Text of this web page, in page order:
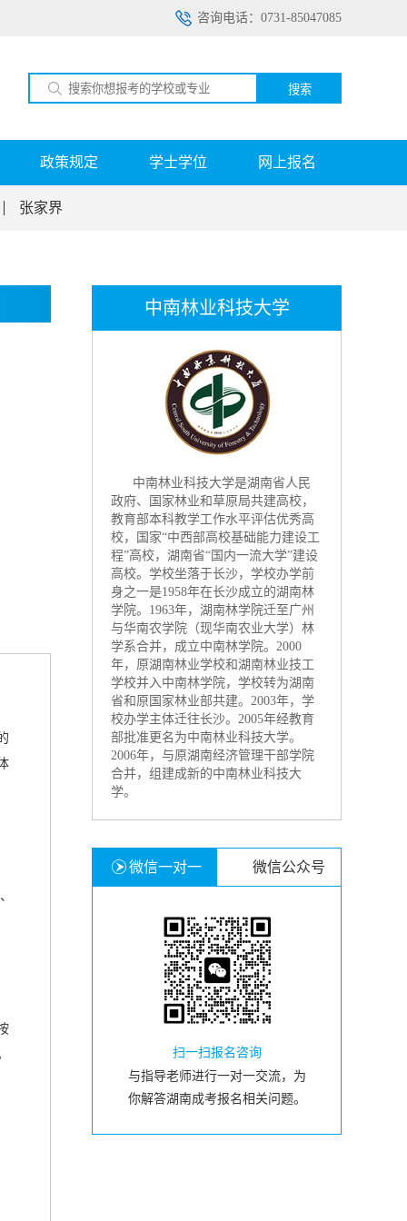
咨询电话：0731-85047085
搜索
政策规定 学士学位 网上报名
张家界
中南林业科技大学
中南林业科技大学是湖南省人民
政府、国家林业和草原局共建高校，
教育部本科教学工作水平评估优秀高
校，国家“中西部高校基础能力建设工
程”高校，湖南省“国内一流大学”建设
高校。学校坐落于长沙，学校办学前
身之一是1958年在长沙成立的湖南林
学院。1963年，湖南林学院迁至广州
与华南农学院（现华南农业大学）林
学系合并，成立中南林学院。2000
年，原湖南林业学校和湖南林业技工
学校并入中南林学院，学校转为湖南
省和原国家林业部共建。2003年，学
校办学主体迁往长沙。2005年经教育
部批准更名为中南林业科技大学。
2006年，与原湖南经济管理干部学院
合并，组建成新的中南林业科技大
学。
微信一对一 微信公众号
扫一扫报名咨询
与指导老师进行一对一交流，为
你解答湖南成考报名相关问题。